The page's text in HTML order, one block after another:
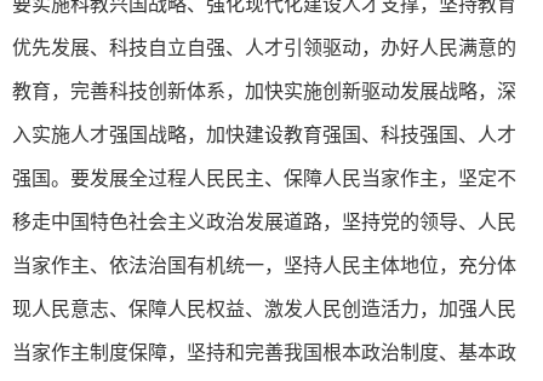
优先发展、科技自立自强、人才引领驱动，办好人民满意的
教育，完善科技创新体系，加快实施创新驱动发展战略，深
入实施人才强国战略，加快建设教育强国、科技强国、人才
强国。要发展全过程人民民主、保障人民当家作主，坚定不
移走中国特色社会主义政治发展道路，坚持党的领导、人民
当家作主、依法治国有机统一，坚持人民主体地位，充分体
现人民意志、保障人民权益、激发人民创造活力，加强人民
当家作主制度保障，坚持和完善我国根本政治制度、基本政